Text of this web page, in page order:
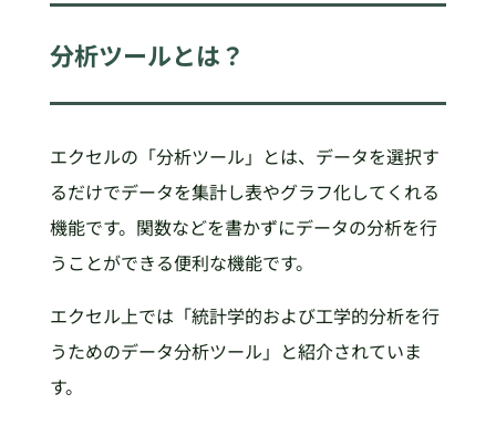
分析ツールとは？
エクセルの「分析ツール」とは、データを選択す
るだけでデータを集計し表やグラフ化してくれる
機能です。関数などを書かずにデータの分析を行
うことができる便利な機能です。
エクセル上では「統計学的および工学的分析を行
うためのデータ分析ツール」と紹介されていま
す。